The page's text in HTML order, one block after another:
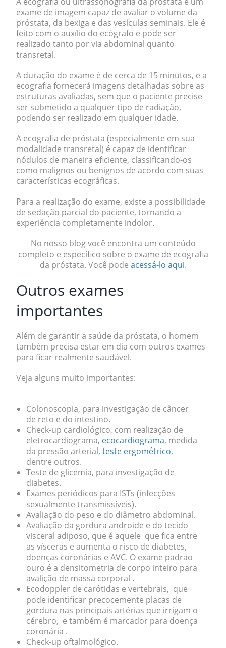
exame de imagem capaz de avaliar o volume da
próstata, da bexiga e das vesículas seminais. Ele é
feito com o auxílio do ecógrafo e pode ser
realizado tanto por via abdominal quanto
transretal.
A duração do exame é de cerca de 15 minutos, e a
ecografia fornecerá imagens detalhadas sobre as
estruturas avaliadas, sem que o paciente precise
ser submetido a qualquer tipo de radiação,
podendo ser realizado em qualquer idade.
A ecografia de próstata (especialmente em sua
modalidade transretal) é capaz de identificar
nódulos de maneira eficiente, classificando-os
como malignos ou benignos de acordo com suas
características ecográficas.
Para a realização do exame, existe a possibilidade
de sedação parcial do paciente, tornando a
experiência completamente indolor.
No nosso blog você encontra um conteúdo
completo e específico sobre o exame de ecografia
da próstata. Você pode acessá-lo aqui.
Outros exames
importantes
Além de garantir a saúde da próstata, o homem
também precisa estar em dia com outros exames
para ficar realmente saudável.
Veja alguns muito importantes:
Colonoscopia, para investigação de câncer
de reto e do intestino.
Check-up cardiológico, com realização de
eletrocardiograma, ecocardiograma, medida
da pressão arterial, teste ergométrico,
dentre outros.
Teste de glicemia, para investigação de
diabetes.
Exames periódicos para ISTs (infecções
sexualmente transmissíveis).
Avaliação do peso e do diâmetro abdominal.
Avaliação da gordura androide e do tecido
visceral adiposo, que é aquele que fica entre
as vísceras e aumenta o risco de diabetes,
doenças coronárias e AVC. O exame padrao
ouro é a densitometria de corpo inteiro para
avalição de massa corporal .
Ecodoppler de carótidas e vertebrais, que
pode identificar precocemente placas de
gordura nas principais artérias que irrigam o
cérebro, e também é marcador para doença
coronária .
Check-up oftalmológico.